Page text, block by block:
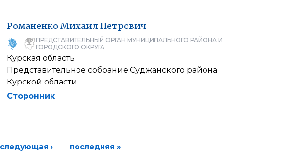
Романенко МихаилПетрович
ПРЕДСТАВИТЕЛЬНЫЙ ОРГАН МУНИЦИПАЛЬНОГО РАЙОНА И
ГОРОДСКОГО ОКРУГА
Курская область
Представительное собрание Суджанского района
Курской области
Сторонник
следующая › последняя »